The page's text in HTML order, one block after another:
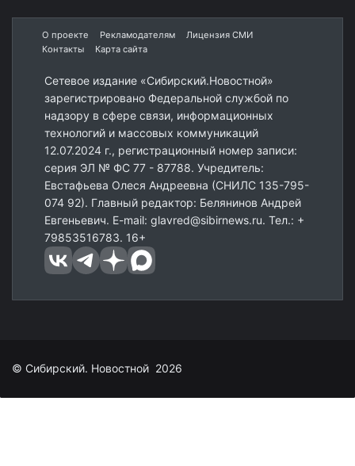
О проекте Рекламодателям
Лицензия СМИ
Контакты
Карта сайта
Сетевое издание «Сибирский.Новостной»
зарегистрировано Федеральной службой по
надзору в сфере связи, информационных
технологий и массовых коммуникаций
12.07.2024 г., регистрационный номер записи:
серия ЭЛ № ФС 77 - 87788. Учредитель:
Евстафьева Олеся Андреевна (СНИЛС 135-795-
074 92). Главный редактор: Белянинов Андрей
Евгеньевич. E-mail: glavred@sibirnews.ru. Тел.: +
79853516783. 16+
© Сибирский. Новостной 2026